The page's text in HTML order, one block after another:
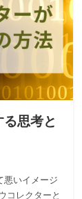
思考と
悪いイメージ
コレクターと